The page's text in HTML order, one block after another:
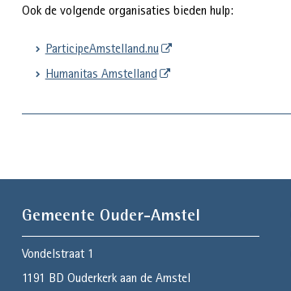
Ook de volgende organisaties bieden hulp:
ParticipeAmstelland.nu
Humanitas Amstelland
Gemeente Ouder-Amstel
Vondelstraat 1
1191 BD Ouderkerk aan de Amstel